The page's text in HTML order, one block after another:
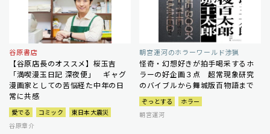
谷原書店
【谷原店長のオススメ】桜玉吉
「満喫漫玉日記 深夜便」 ギャグ
漫画家としての苦悩経た中年の日
常に共感
愛でる コミック
東日本大震災
谷原章介
朝宮運河のホラーワールド渉猟
怪奇・幻想好きが拍手喝采するホ
ラーの好企画３点 超常現象研究
のバイブルから舞城版百物語まで
ぞっとする
ホラー
朝宮運河